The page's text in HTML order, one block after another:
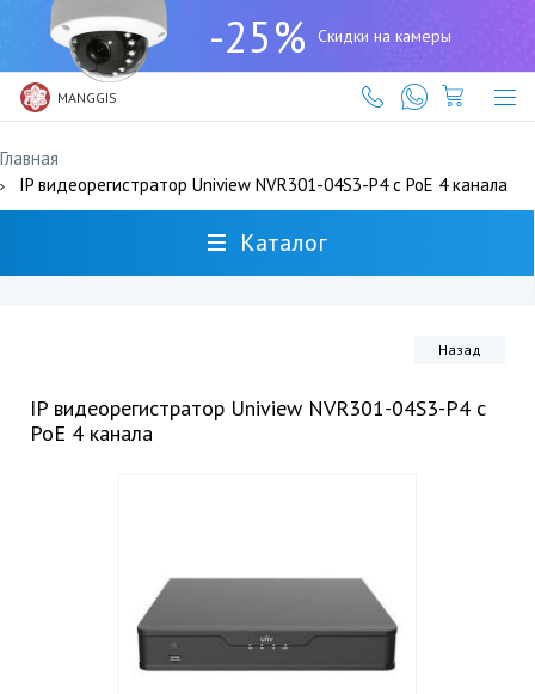
-25% Скидки на камеры
MANGGIS
(727)
317-
61-
61
Главная
IP видеорегистратор Uniview NVR301-04S3-P4 с PoE 4 канала
Каталог
Назад
IP видеорегистратор Uniview NVR301-04S3-P4 с
PoE 4 канала